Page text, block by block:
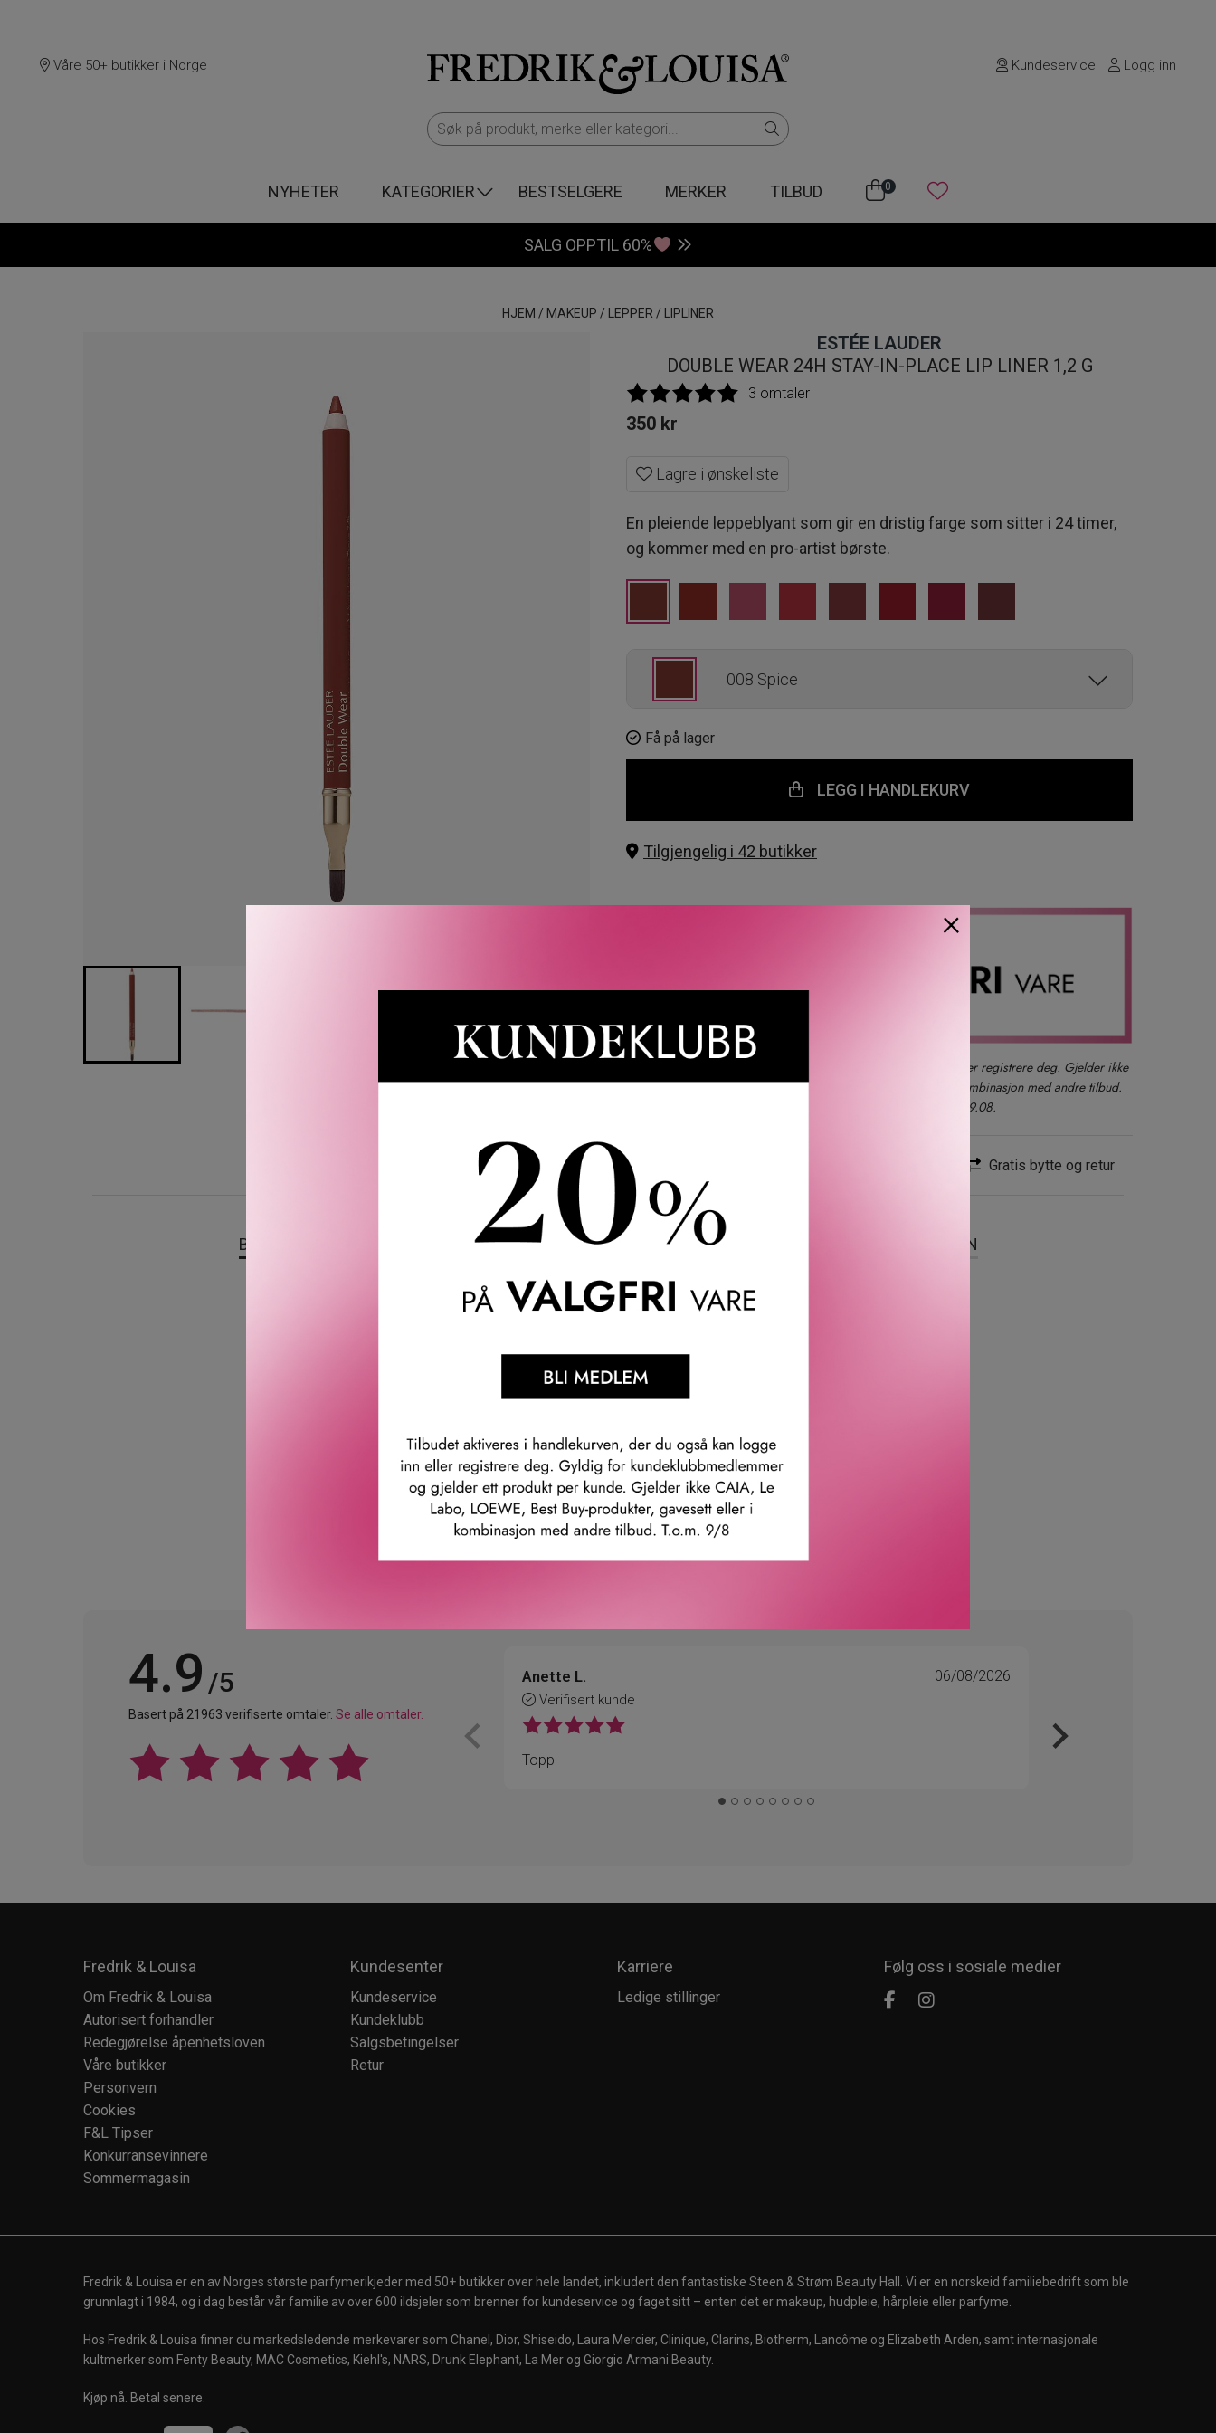
Våre 50+ butikker i Norge Kundeservice Logg inn
NYHETER KATEGORIER BESTSELGERE MERKER TILBUD 0
SALG OPPTIL 60%
HJEM / MAKEUP / LEPPER / LIPLINER
ESTÉE LAUDER
DOUBLE WEAR 24H STAY-IN-PLACE LIP LINER 1,2 G
3 omtaler
350 kr
Lagre i ønskeliste
En pleiende leppeblyant som gir en dristig farge som sitter i 24 timer,
og kommer med en pro-artist børste.
008 Spice
013 Coral
420 Rebellious Rose
Få på lager
LEGG I HANDLEKURV
Tilgjengelig i 42 butikker
Rabatten aktiveres i handlekurven der du også kan logge inn eller registrere deg. Gjelder ikke
CAIA, Le Labo, LOEWE, Best Buy-produkter, gavesett eller i kombinasjon med andre tilbud.
Gjelder kun ett kjøp per kunde t.o.m. 09.08.
Gratis bytte og retur
BESKRIVELSE SPØRSMÅL & SVAR SLIK GJØR DU INGREDIENSER OM MERKEVAREN
Estée Lauder Double Wear 24H Stay-In-Place Lip Liner. Former. Definerer. Blir sittende. Denne leppeblyanten er
tilsatt olje og glir lett over leppene, for en dristig, holdbar farge med full dekning.
Integrert pro-artist leppebørste sikrer feilfri påføring. Bruk den til å blende og gjøre liplineren mykere.
Leverandørs artikkelnummer: grg1080000
Våre kunder om oss
4.9 /5
Basert på 21963 verifiserte omtaler. Se alle omtaler.
Anette L.
Verifisert kunde
06/08/2026
Topp
Fredrik & Louisa
Om Fredrik & Louisa
Autorisert forhandler
Redegjørelse åpenhetsloven
Våre butikker
Personvern
Cookies
F&L Tipser
Konkurransevinnere
Sommermagasin
Kundesenter
Kundeservice
Kundeklubb
Salgsbetingelser
Retur
Karriere
Ledige stillinger
Følg oss i sosiale medier
Fredrik & Louisa er en av Norges største parfymerikjeder med 50+ butikker over hele landet, inkludert den fantastiske Steen & Strøm Beauty Hall. Vi er en norskeid familiebedrift som ble
grunnlagt i 1984, og i dag består vår familie av over 600 ildsjeler som brenner for kundeservice og faget sitt – enten det er makeup, hudpleie, hårpleie eller parfyme.
Hos Fredrik & Louisa finner du markedsledende merkevarer som Chanel, Dior, Shiseido, Laura Mercier, Clinique, Clarins, Biotherm, Lancôme og Elizabeth Arden, samt internasjonale
kultmerker som Fenty Beauty, MAC Cosmetics, Kiehl's, NARS, Drunk Elephant, La Mer og Giorgio Armani Beauty.
Kjøp nå. Betal senere.
×